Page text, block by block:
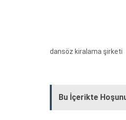
dansöz kiralama şirketi
Bu İçerikte